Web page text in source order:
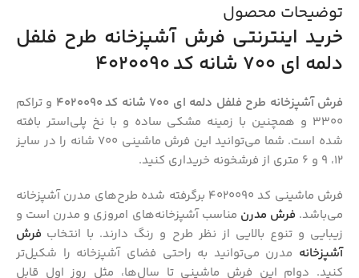
توضیحات محصول
خرید اینترنتی فرش آشپزخانه طرح فلفل
دلمه ای 700 شانه کد 4020090
فرش آشپزخانه طرح فلفل دلمه ای 700 شانه کد 4020090
و تراکم
3300 و همچنین با زمینه مشکی ساده و با نخ پلی‌استر بافته
شده است. شما می‌توانید این فرش ماشینی 700 شانه را در سایز
12، 9 و 6 متری از فرشخونه خریداری کنید.
فرش ماشینی کد 4020090 برگرفته شده طرح‌های مدرن آشپزخانه
می‌باشد. فرش‌ مدرن مناسب آشپزخانه‌های امروزی و مدرن است و
زیبایی و تنوع بالایی از نظر طرح و رنگ دارند. با انتخاب فرش
آشپزخانه مدرن می‌توانید به راحتی فضای آشپزخانه را شکیل‌تر
کنید. دوام این فرش ماشینی تا سال‌ها، مثل روز اول قابل